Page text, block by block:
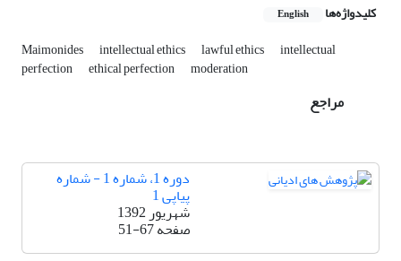
کلیدواژه‌ها English
Maimonides intellectual ethics lawful ethics intellectual
perfection ethical perfection moderation
مراجع
دوره 1، شماره 1 - شماره
پیاپی 1
شهریور 1392
صفحه51-67